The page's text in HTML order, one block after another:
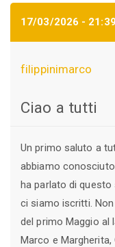
17/03/2026 -
filippinimarco
Ciao a tutti
Un primo saluto a
abbiamo
ha parlato di
ci siamo iscritti.
del primo Maggio al
Marco e Margherita,